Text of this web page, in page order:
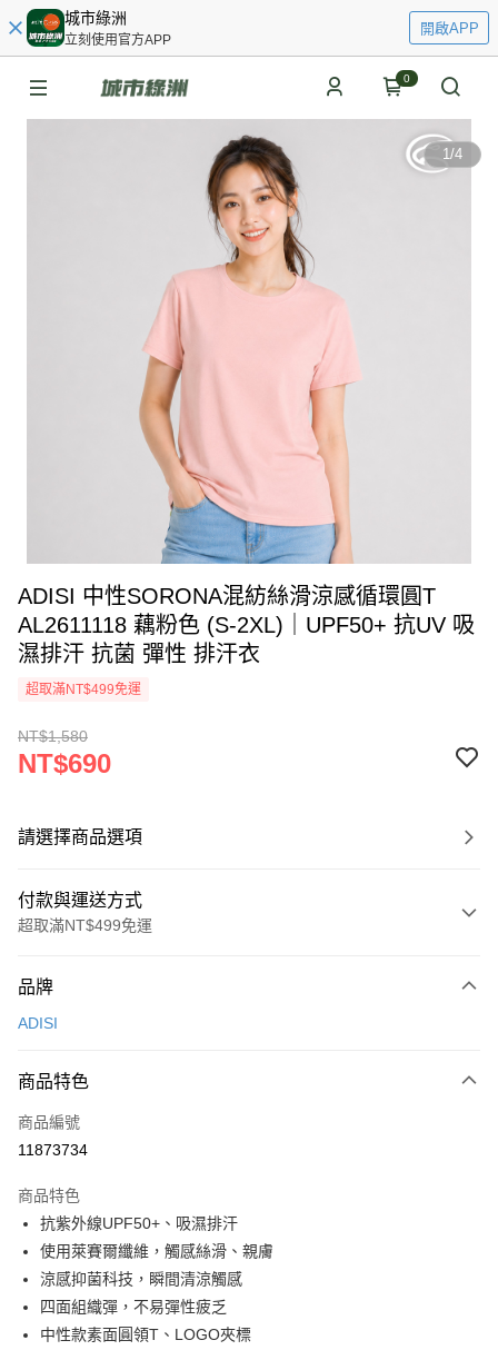
城市綠洲
立刻使用官方APP
開啟APP
0
1/4
ADISI 中性SORONA混紡絲滑涼感循環圓T
AL2611118 藕粉色 (S-2XL)｜UPF50+ 抗UV 吸
濕排汗 抗菌 彈性 排汗衣
超取滿NT$499免運
NT$1,580
NT$690
請選擇商品選項
付款與運送方式
超取滿NT$499免運
信用卡一次付款
LINE Pay
Apple Pay
悠遊付
Google Pay
全盈+PAY
AFTEE先享後付
品牌
ADISI
商品特色
商品編號
11873734
商品特色
抗紫外線UPF50+、吸濕排汗
使用萊賽爾纖維，觸感絲滑、親膚
涼感抑菌科技，瞬間清涼觸感
四面組織彈，不易彈性疲乏
中性款素面圓領T、LOGO夾標